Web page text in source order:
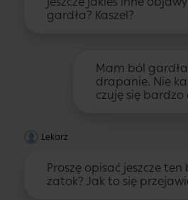
gardła? Kaszel?
Mam ból
drapanie. Nie
czuję się bardzo
Lekarz
Proszę opisać jeszcze ten
zatok? Jak to się